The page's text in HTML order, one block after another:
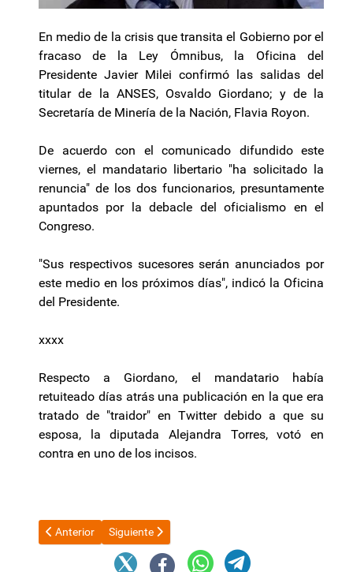
En medio de la crisis que transita el Gobierno por el
fracaso de la Ley Ómnibus, la Oficina del
Presidente Javier Milei confirmó las salidas del
titular de la ANSES, Osvaldo Giordano; y de la
Secretaría de Minería de la Nación, Flavia Royon.
De acuerdo con el comunicado difundido este
viernes, el mandatario libertario "ha solicitado la
renuncia" de los dos funcionarios, presuntamente
apuntados por la debacle del oficialismo en el
Congreso.
"Sus respectivos sucesores serán anunciados por
este medio en los próximos días", indicó la Oficina
del Presidente.
xxxx
Respecto a Giordano, el mandatario había
retuiteado días atrás una publicación en la que era
tratado de "traidor" en Twitter debido a que su
esposa, la diputada Alejandra Torres, votó en
contra en uno de los incisos.
Artículo anterior: Terrible vuelco en Ruta Nacional Nª38
Anterior Artículo siguiente: Profesionales y empleados sin
Siguiente